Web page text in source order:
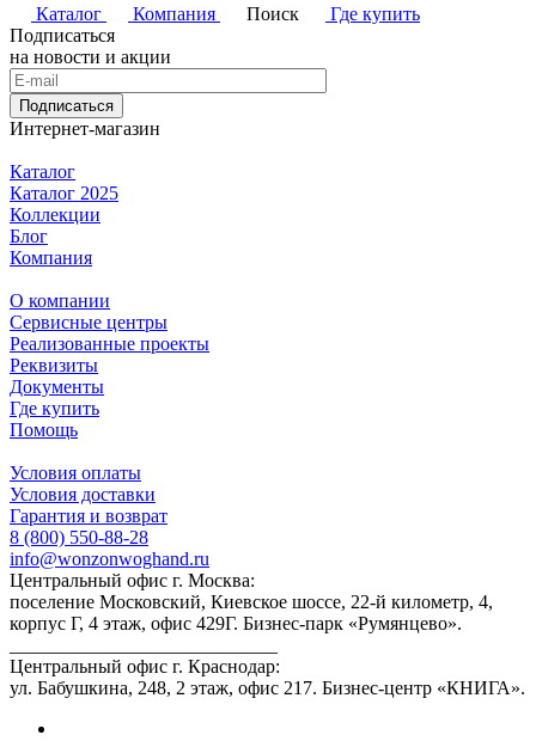
Каталог Компания Поиск
Где купить
Подписаться
на новости и акции
Подписаться
Интернет-магазин
Каталог
Каталог 2025
Коллекции
Блог
Компания
О компании
Сервисные центры
Реализованные проекты
Реквизиты
Документы
Где купить
Помощь
Условия оплаты
Условия доставки
Гарантия и возврат
8 (800) 550-88-28
info@wonzonwoghand.ru
Центральный офис г. Москва:
поселение Московский, Киевское шоссе, 22-й километр, 4,
корпус Г, 4 этаж, офис 429Г. Бизнес-парк «Румянцево».
Центральный офис г. Краснодар:
ул. Бабушкина, 248, 2 этаж, офис 217. Бизнес-центр «КНИГА».